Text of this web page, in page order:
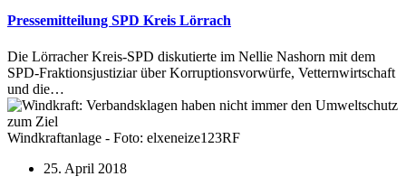
Pressemitteilung SPD Kreis Lörrach
Die Lörracher Kreis-SPD diskutierte im Nellie Nashorn mit dem
SPD-Fraktionsjustiziar über Korruptionsvorwürfe, Vetternwirtschaft
und die…
Windkraftanlage - Foto: elxeneize123RF
25. April 2018